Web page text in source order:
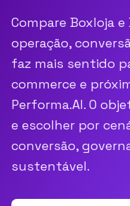
Compare Boxloja
operação,
faz mais sentido
commerce e
Performa.AI. O
e escolher por
conversão,
sustentável.